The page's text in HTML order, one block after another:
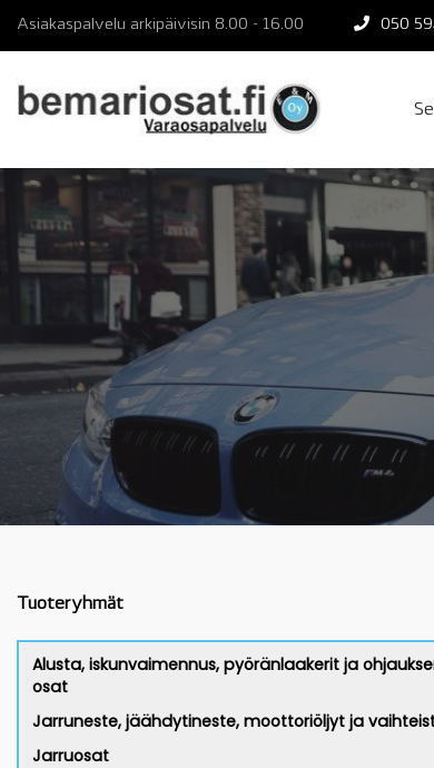
content
Asiakaspalvelu arkipäivisin 8.00 - 16.00 050
Tuoteryhmät
Alusta, iskunvaimennus, pyöränlaakerit ja
osat
Jarruneste, jäähdytineste, moottoriöljyt ja
Jarruosat